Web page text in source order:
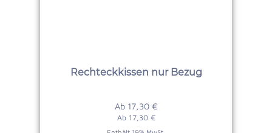
Rechteckkissen nur Bezug
Ab 17,30 €
Ab 17,30 €